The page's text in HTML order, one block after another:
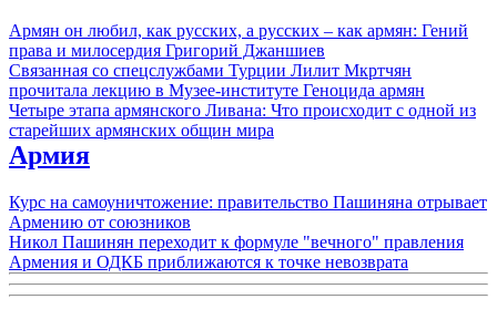
Армян он любил, как русских, а русских – как армян: Гений
права и милосердия Григорий Джаншиев
Связанная со спецслужбами Турции Лилит Мкртчян
прочитала лекцию в Музее-институте Геноцида армян
Четыре этапа армянского Ливана: Что происходит с одной из
старейших армянских общин мира
Армия
Курс на самоуничтожение: правительство Пашиняна отрывает
Армению от союзников
Никол Пашинян переходит к формуле "вечного" правления
Армения и ОДКБ приближаются к точке невозврата